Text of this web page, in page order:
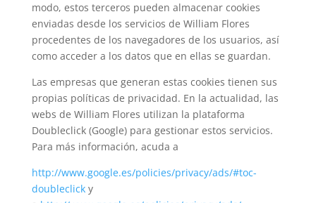
modo, estos terceros pueden almacenar cookies
enviadas desde los servicios de William Flores
procedentes de los navegadores de los usuarios, así
como acceder a los datos que en ellas se guardan.
Las empresas que generan estas cookies tienen sus
propias políticas de privacidad. En la actualidad, las
webs de William Flores utilizan la plataforma
Doubleclick (Google) para gestionar estos servicios.
Para más información, acuda a
http://www.google.es/policies/privacy/ads/#toc-
doubleclicky